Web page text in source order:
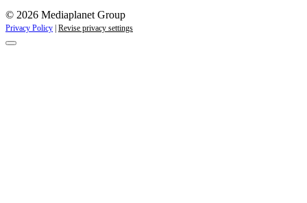
© 2026 Mediaplanet Group
Privacy Policy | Revise privacy settings